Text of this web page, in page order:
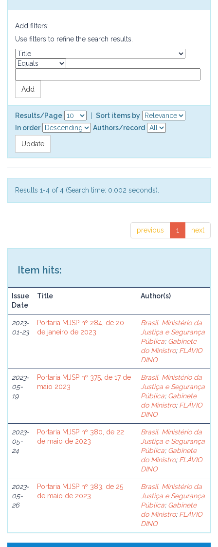
Add filters:
Use filters to refine the search results.
Results/Page
Sort items by
In order
Authors/record
Results 1-4 of 4 (Search time: 0.002 seconds).
previous 1 next
Item hits:
Issue
Date
Title Author(s)
2023-
01-23
Portaria MJSP nº 284, de 20
de janeiro de 2023
Brasil. Ministério da
Justiça e Segurança
Pública; Gabinete
do Ministro; FLÁVIO
DINO
2023-
05-
19
Portaria MJSP nº 375, de 17 de
maio 2023
Brasil. Ministério da
Justiça e Segurança
Pública; Gabinete
do Ministro; FLÁVIO
DINO
2023-
05-
24
Portaria MJSP nº 380, de 22
de maio de 2023
Brasil. Ministério da
Justiça e Segurança
Pública; Gabinete
do Ministro; FLÁVIO
DINO
2023-
05-
26
Portaria MJSP nº 383, de 25
de maio de 2023
Brasil. Ministério da
Justiça e Segurança
Pública; Gabinete
do Ministro; FLÁVIO
DINO